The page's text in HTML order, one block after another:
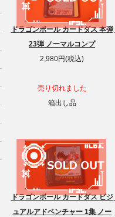
ドラゴンボール カードダス 本弾
23弾 ノーマルコンプ
2,980円(税込)
売り切れました
箱出し品
ドラゴンボール カードダス ビジ
ュアルアドベンチャー 1集 ノー